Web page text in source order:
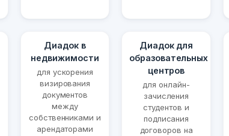
Диадок в
недвижимости
для ускорения
визирования
документов
между
собственниками и
арендаторами
Диадок для
образовательных
центров
для онлайн-
зачисления
студентов и
подписания
договоров на